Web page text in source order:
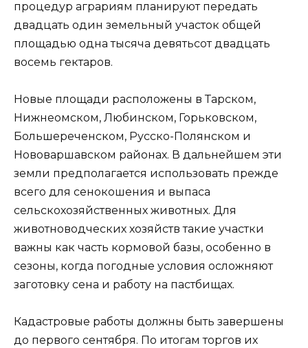
процедур аграриям планируют передать
двадцать один земельный участок общей
площадью одна тысяча девятьсот двадцать
восемь гектаров.
Новые площади расположены в Тарском,
Нижнеомском, Любинском, Горьковском,
Большереченском, Русско-Полянском и
Нововаршавском районах. В дальнейшем эти
земли предполагается использовать прежде
всего для сенокошения и выпаса
сельскохозяйственных животных. Для
животноводческих хозяйств такие участки
важны как часть кормовой базы, особенно в
сезоны, когда погодные условия осложняют
заготовку сена и работу на пастбищах.
Кадастровые работы должны быть завершены
до первого сентября. По итогам торгов их